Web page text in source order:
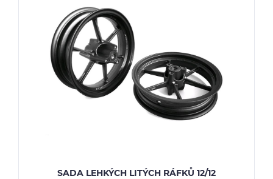
SADA LEHKÝCH LITÝCH RÁFKŮ 12/12